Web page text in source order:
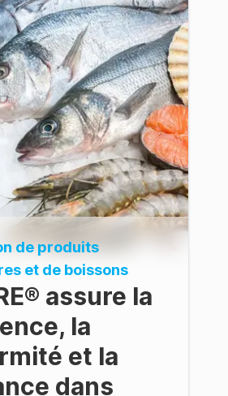
de produits
et de boissons
assure la
la
et la
dans